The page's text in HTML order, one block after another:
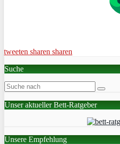
tweeten sharen sharen
Suche
Unser aktueller Bett-Ratgeber
Unsere Empfehlung